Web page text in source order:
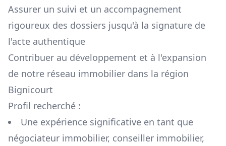
Assurer un suivi et un accompagnement
rigoureux des dossiers jusqu'à la signature de
l'acte authentique
Contribuer au développement et à l'expansion
de notre réseau immobilier dans la région
Bignicourt
Profil recherché :
Une expérience significative en tant que
négociateur immobilier, conseiller immobilier,